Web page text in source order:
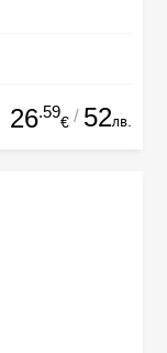
26.59
€ / 52лв.